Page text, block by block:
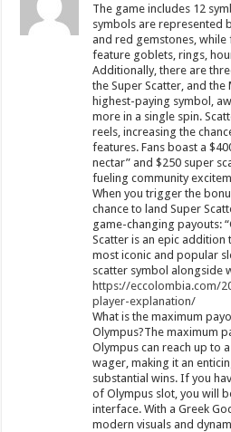
The game includes 12
symbols are represented
and red gemstones,
feature goblets, rings,
Additionally, there are
the Super Scatter, and
highest-paying symbol,
more in a single spin.
reels, increasing the
features. Fans boast a
nectar” and $250 super
fueling community
When you trigger the
chance to land Super
game-changing payouts:
Scatter is an epic addition
most iconic and popular
scatter symbol alongside
https://eccolombia.com/
player-explanation/
What is the maximum
Olympus?The maximum
Olympus can reach up to
wager, making it an
substantial wins. If you
of Olympus slot, you will
interface. With a Greek
modern visuals and